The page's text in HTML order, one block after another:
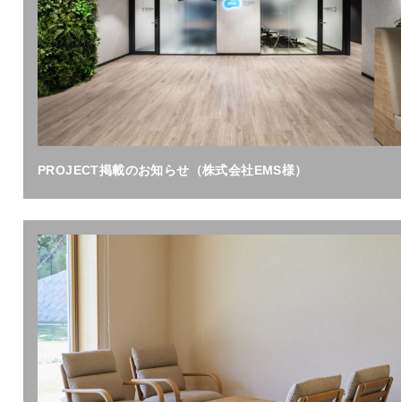
PROJECT掲載のお知らせ（株式会社EMS様）